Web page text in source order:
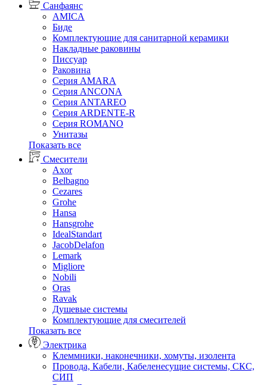
Санфаянс
AMICA
Биде
Комплектующие для санитарной керамики
Накладные раковины
Писсуар
Раковина
Серия AMARA
Серия ANCONA
Серия ANTAREO
Серия ARDENTE-R
Серия ROMANO
Унитазы
Показать все
Смесители
Axor
Belbagno
Cezares
Grohe
Hansa
Hansgrohe
IdealStandart
JacobDelafon
Lemark
Migliore
Nobili
Oras
Ravak
Душевые системы
Комплектующие для смесителей
Показать все
Электрика
Клеммники, наконечники, хомуты, изолента
Провода, Кабели, Кабеленесущие системы, СКС,
СИП